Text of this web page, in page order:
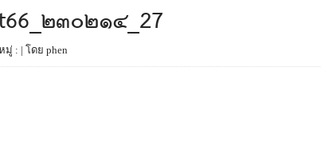
๒๓๐๒๑๔_27
มู่ : | โดย phen